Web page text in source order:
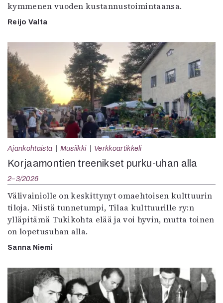
kymmenen vuoden kustannustoimintaansa.
Reijo Valta
Ajankohtaista Musiikki Verkkoartikkeli
Korjaamontien treenikset purku-uhan alla
2–3/2026
Välivainiolle on keskittynyt omaehtoisen kulttuurin
tiloja. Niistä tunnetumpi, Tilaa kulttuurille ry:n
ylläpitämä Tukikohta elää ja voi hyvin, mutta toinen
on lopetusuhan alla.
Sanna Niemi